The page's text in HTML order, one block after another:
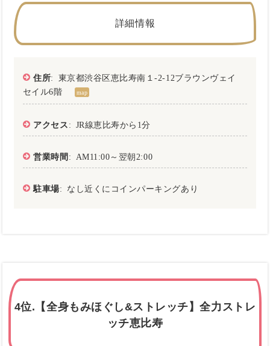
詳細情報
住所: 東京都渋谷区恵比寿南１-2-12ブラウンヴェイ
セイル6階
map
アクセス : JR線恵比寿から1分
営業時間 : AM11:00～翌朝2:00
駐車場: なし近くにコインパーキングあり
4位.【全身もみほぐし&ストレッチ】全力ストレ
ッチ恵比寿